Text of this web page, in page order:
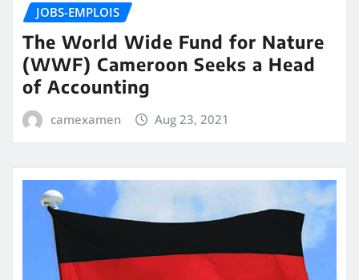
JOBS-EMPLOIS
The World Wide Fund for Nature
(WWF) Cameroon Seeks a Head
of Accounting
camexamen Aug 23, 2021